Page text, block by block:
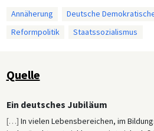
Annäherung
Deutsche
Reformpolitik
Staatssozialismus
Quelle
Ein deutsches Jubiläum
[…] In vielen Lebensbereichen, im